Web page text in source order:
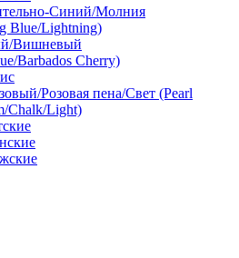
Синий/Молния
Blue/Lightning)
Вишневый
Barbados Cherry)
Розовая пена/Свет (Pearl
Chalk/Light)